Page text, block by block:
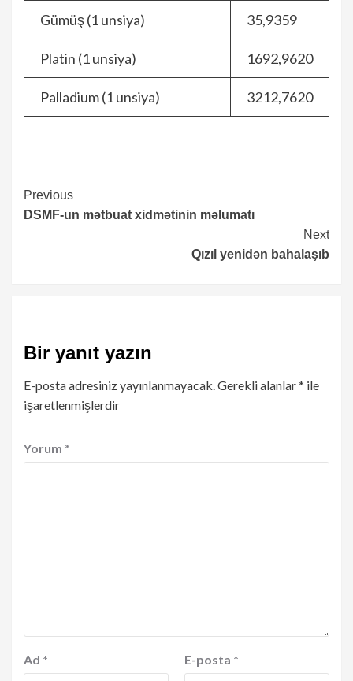
Gümüş (1 unsiya) 35,9359
Platin (1 unsiya) 1692,9620
Palladium (1 unsiya) 3212,7620
Continue
Reading
Previous
DSMF-un mətbuat xidmətinin məlumatı
Next
Qızıl yenidən bahalaşıb
Bir yanıt yazın
E-posta adresiniz yayınlanmayacak. Gerekli alanlar* ile
işaretlenmişlerdir
Yorum *
Ad * E-posta *